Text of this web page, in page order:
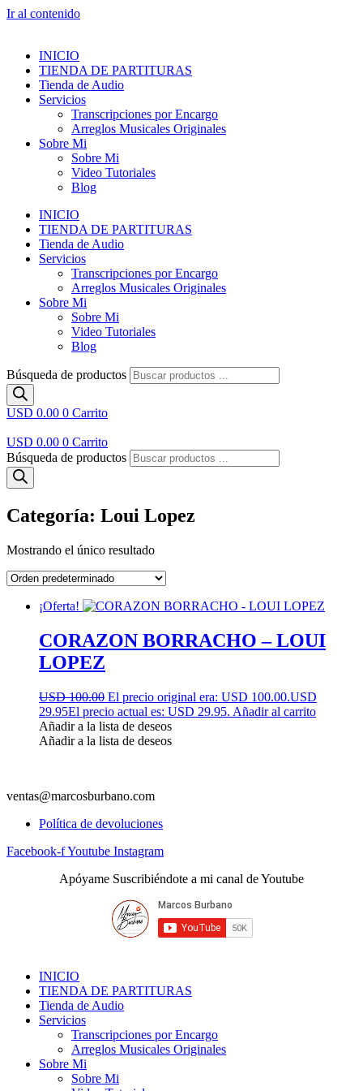
Ir al contenido
INICIO
TIENDA DE PARTITURAS
Tienda de Audio
Servicios
Transcripciones por Encargo
Arreglos Musicales Originales
Sobre Mi
Sobre Mi
Video Tutoriales
Blog
INICIO
TIENDA DE PARTITURAS
Tienda de Audio
Servicios
Transcripciones por Encargo
Arreglos Musicales Originales
Sobre Mi
Sobre Mi
Video Tutoriales
Blog
Búsqueda de productos
USD 0.00 0 Carrito
USD 0.00 0 Carrito
Búsqueda de productos
Categoría: Loui Lopez
Mostrando el único resultado
¡Oferta!
CORAZON BORRACHO – LOUI
LOPEZ
USD 100.00 El precio original era: USD 100.00.USD
29.95El precio actual es: USD 29.95. Añadir al carrito
Añadir a la lista de deseos
Añadir a la lista de deseos
ventas@marcosburbano.com
Política de devoluciones
Facebook-fYoutube Instagram
Apóyame Suscribiéndote a mi canal de Youtube
INICIO
TIENDA DE PARTITURAS
Tienda de Audio
Servicios
Transcripciones por Encargo
Arreglos Musicales Originales
Sobre Mi
Sobre Mi